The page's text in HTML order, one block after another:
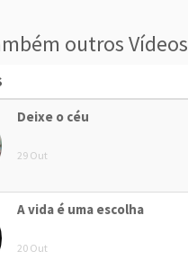
outros Vídeos
Deixe o céu
29 Out
A vida é uma escolha
20 Out